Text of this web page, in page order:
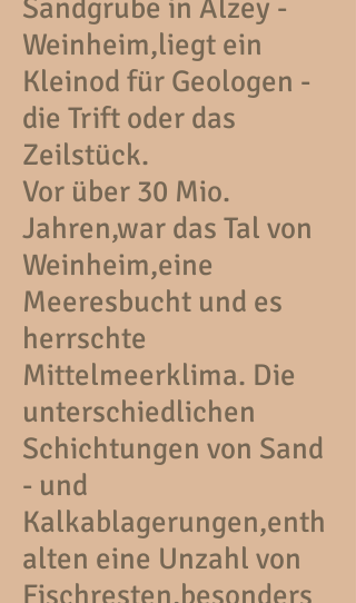
Sandgrube in Alzey -
Weinheim,liegt ein
Kleinod für Geologen -
die Trift oder das
Zeilstück.
Vor über 30 Mio.
Jahren,war das Tal von
Weinheim,eine
Meeresbucht und es
herrschte
Mittelmeerklima. Die
unterschiedlichen
Schichtungen von Sand
- und
Kalkablagerungen,enth
alten eine Unzahl von